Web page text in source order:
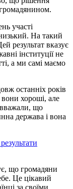
участі
На такий
результат вказує
інституції не
а ми самі маємо
останніх років
хороші, але
вважали, що
держава і вона
що громадяни
Це цікавий
за своїми